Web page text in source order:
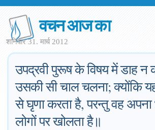
वचन आज का
शनिवार 31. मार्च 2012
उपद्रवी पुरूष के विषय में डाह न
उसकी सी चाल चलना; क्योंकि
से घृणा करता है, परन्तु वह
लोगों पर खोलता है॥